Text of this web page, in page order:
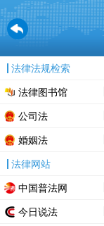
法律法规检索
法律图书馆
公司法
婚姻法
法律网站
中国普法网
今日说法